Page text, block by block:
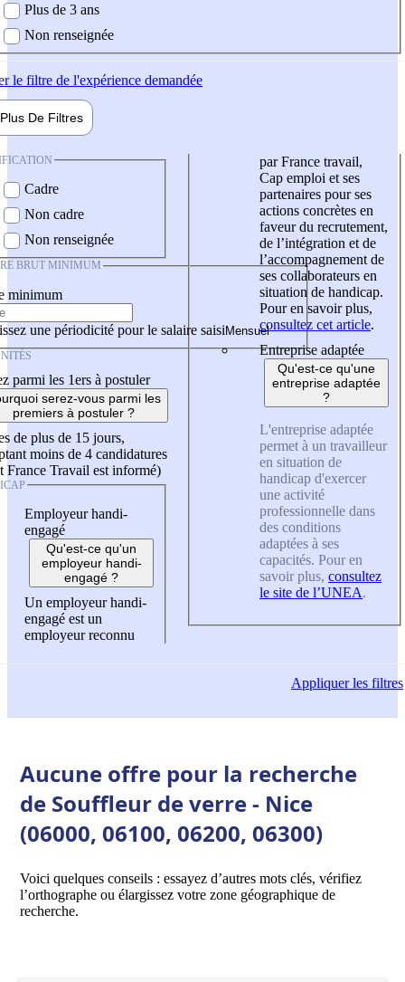
Plus de 3 ans
Non renseignée
le filtre de l'expérience demandée
Plus De Filtres
Cadre
Non cadre
Non renseignée
BRUT MINIMUM
minimum
une périodicité pour le salaire saisi
parmi les 1ers à postuler
serez-vous parmi les
premiers à postuler ?
de plus de 15 jours,
moins de 4 candidatures
France Travail est informé)
Employeur handi-
engagé
Qu'est-ce qu'un
employeur handi-
engagé ?
Un employeur handi-
engagé est un
employeur reconnu
par France travail,
Cap emploi et ses
partenaires pour ses
actions concrètes en
faveur du recrutement,
de l’intégration et de
l’accompagnement de
ses collaborateurs en
situation de handicap.
Pour en savoir plus,
consultez cet article.
Entreprise adaptée
Qu'est-ce qu'une
entreprise adaptée
?
L'entreprise adaptée
permet à un travailleur
en situation de
handicap d'exercer
une activité
professionnelle dans
des conditions
adaptées à ses
capacités. Pour en
savoir plus, consultez
le site de l’UNEA.
Appliquerles filtres
Aucune offre pour la recherche
de Souffleur de verre - Nice
(06000, 06100, 06200, 06300)
Voici quelques conseils : essayez d’autres mots clés, vérifiez
l’orthographe ou élargissez votre zone géographique de
recherche.